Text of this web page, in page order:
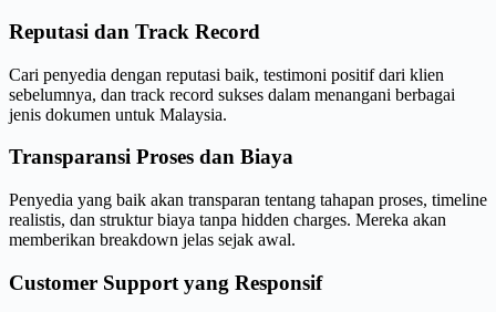
Reputasi dan Track Record
Cari penyedia dengan reputasi baik, testimoni positif dari klien
sebelumnya, dan track record sukses dalam menangani berbagai
jenis dokumen untuk Malaysia.
Transparansi Proses dan Biaya
Penyedia yang baik akan transparan tentang tahapan proses, timeline
realistis, dan struktur biaya tanpa hidden charges. Mereka akan
memberikan breakdown jelas sejak awal.
Customer Support yang Responsif